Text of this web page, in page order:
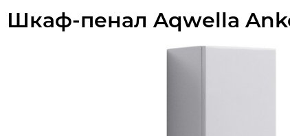
Шкаф-пенал Aqwella